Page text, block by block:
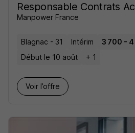
Responsable Contrats
Manpower France
Blagnac - 31 Intérim
3 700 -
Début le 10 août
+ 1
Voir l’offre